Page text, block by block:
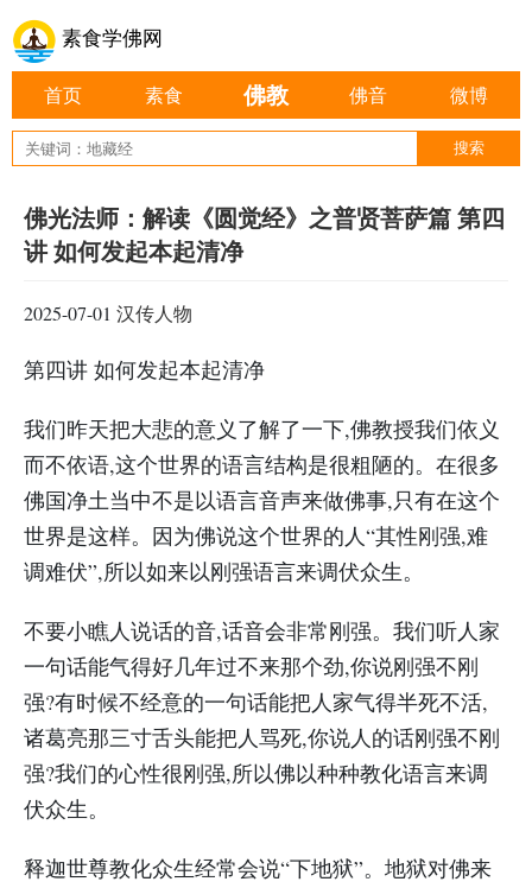
素食学佛网
首页 素食 佛教 佛音 微博
佛光法师：解读《圆觉经》之普贤菩萨篇 第四
讲 如何发起本起清净
2025-07-01 汉传人物
第四讲 如何发起本起清净
我们昨天把大悲的意义了解了一下,佛教授我们依义
而不依语,这个世界的语言结构是很粗陋的。在很多
佛国净土当中不是以语言音声来做佛事,只有在这个
世界是这样。因为佛说这个世界的人“其性刚强,难
调难伏”,所以如来以刚强语言来调伏众生。
不要小瞧人说话的音,话音会非常刚强。我们听人家
一句话能气得好几年过不来那个劲,你说刚强不刚
强?有时候不经意的一句话能把人家气得半死不活,
诸葛亮那三寸舌头能把人骂死,你说人的话刚强不刚
强?我们的心性很刚强,所以佛以种种教化语言来调
伏众生。
释迦世尊教化众生经常会说“下地狱”。地狱对佛来